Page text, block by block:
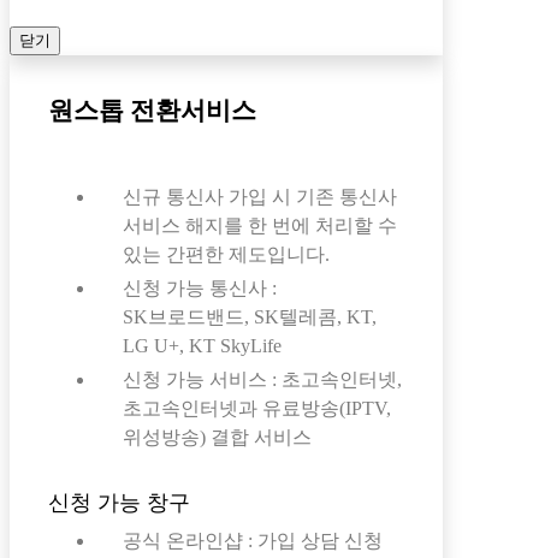
닫기
원스톱 전환서비스
신규 통신사 가입 시 기존 통신사
서비스 해지를 한 번에 처리할 수
있는 간편한 제도입니다.
신청 가능 통신사 :
SK브로드밴드, SK텔레콤, KT,
LG U+, KT SkyLife
신청 가능 서비스 : 초고속인터넷,
초고속인터넷과 유료방송(IPTV,
위성방송) 결합 서비스
신청 가능 창구
공식 온라인샵 : 가입 상담 신청